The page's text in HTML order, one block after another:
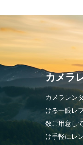
カメラ
カメラレン
ける一眼レ
数ご用意し
け手軽にレ